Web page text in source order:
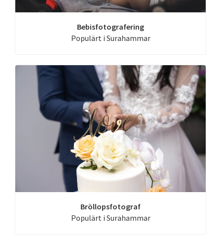
Bebisfotografering
Populärt i Surahammar
Bröllopsfotograf
Populärt i Surahammar